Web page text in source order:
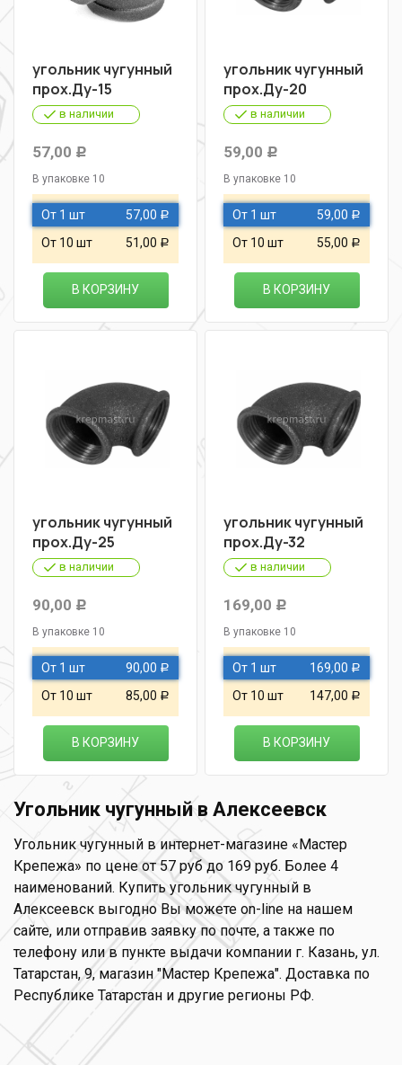
угольник чугунный
прох.Ду-15
в наличии
57,00 Р
В упаковке 10
От 1 шт 57,00 Р
От 10 шт 51,00 Р
В КОРЗИНУ
угольник чугунный
прох.Ду-20
в наличии
59,00 Р
В упаковке 10
От 1 шт 59,00 Р
От 10 шт 55,00 Р
В КОРЗИНУ
угольник чугунный
прох.Ду-25
в наличии
90,00 Р
В упаковке 10
От 1 шт 90,00 Р
От 10 шт 85,00 Р
В КОРЗИНУ
угольник чугунный
прох.Ду-32
в наличии
169,00 Р
В упаковке 10
От 1 шт 169,00 Р
От 10 шт 147,00 Р
В КОРЗИНУ
Угольник чугунный в Алексеевск
Угольник чугунный в интернет-магазине «Мастер
Крепежа» по цене от 57 руб до 169 руб. Более 4
наименований. Купить угольник чугунный в
Алексеевск выгодно Вы можете on-line на нашем
сайте, или отправив заявку по почте, а также по
телефону или в пункте выдачи компании г. Казань, ул.
Татарстан, 9, магазин "Мастер Крепежа". Доставка по
Республике Татарстан и другие регионы РФ.